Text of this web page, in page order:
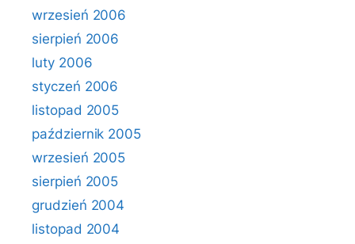
wrzesień 2006
sierpień 2006
luty 2006
styczeń 2006
listopad 2005
październik 2005
wrzesień 2005
sierpień 2005
grudzień 2004
listopad 2004